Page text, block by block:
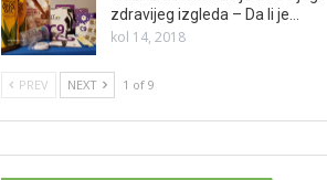
zdravijeg izgleda – Da li je…
kol 14, 2018
PREV NEXT 1 of 9